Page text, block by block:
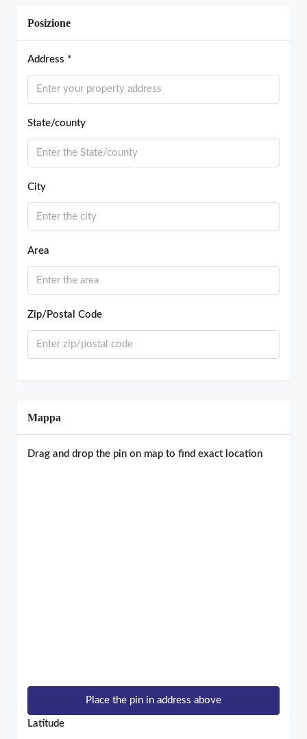
Posizione
Address *
State/county
City
Area
Zip/Postal Code
Mappa
Drag and drop the pin on map to find exact location
Place the pin in address above
Latitude